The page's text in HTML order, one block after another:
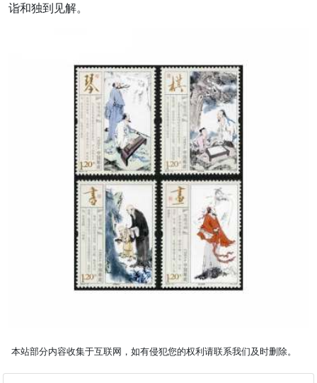
诣和独到见解。
本站部分内容收集于互联网，如有侵犯您的权利请联系我们及时删除。